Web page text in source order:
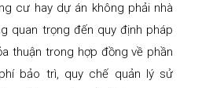
cư hay dự án không phải nhà
quan trọng đến quy định pháp
thuận trong hợp đồng về phần
bảo trì, quy chế quản lý sử